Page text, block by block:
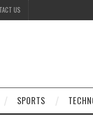
US
SPORTS